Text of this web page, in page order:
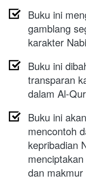
Buku ini
gamblang
karakter
Buku ini
transparan
dalam Al-
Buku ini
mencontoh
kepribadian
dan